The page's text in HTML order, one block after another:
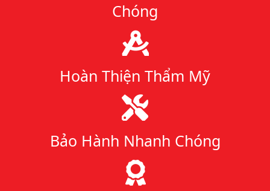
Chóng
Hoàn Thiện Thẩm Mỹ
Bảo Hành Nhanh Chóng